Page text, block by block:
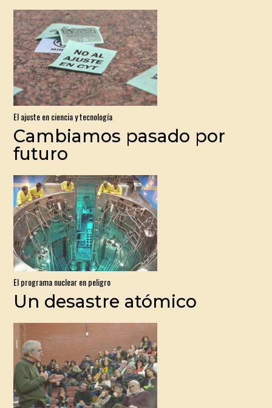
El ajuste en ciencia y tecnología
Cambiamos pasado por
futuro
El programa nuclear en peligro
Un desastre atómico